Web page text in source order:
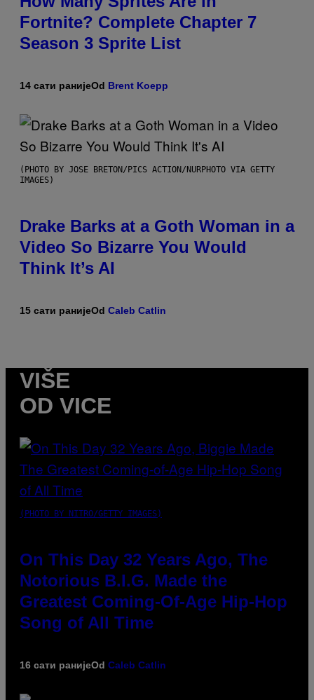
Fortnite? Complete Chapter 7
Season 3 Sprite List
14 сати ранијеOd Brent Koepp
(PHOTO BY JOSE BRETON/PICS ACTION/NURPHOTO VIA GETTY
IMAGES)
Drake Barks at a Goth Woman in a
Video So Bizarre You Would
Think It’s AI
15 сати ранијеOd Caleb Catlin
VIŠE
OD VICE
(PHOTO BY NITRO/GETTY IMAGES)
On This Day 32 Years Ago, The
Notorious B.I.G. Made the
Greatest Coming-Of-Age Hip-Hop
Song of All Time
16 сати ранијеOd Caleb Catlin